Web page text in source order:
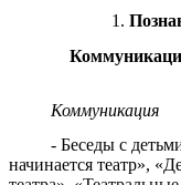
1.
Коммуникация
- Беседы с
начинается театр»,